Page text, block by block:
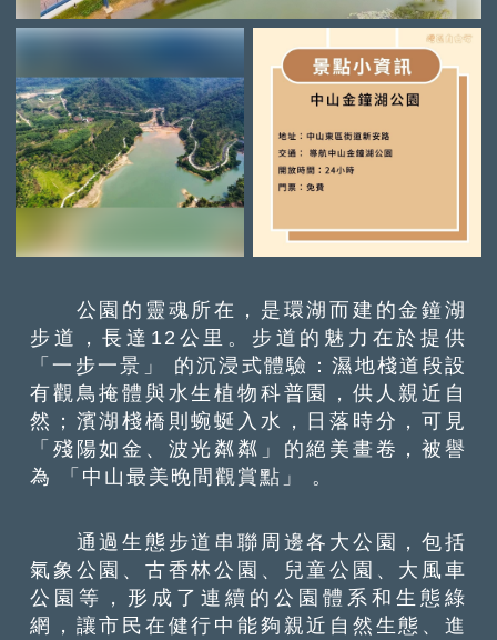
公園的靈魂所在，是環湖而建的金鐘湖
步道，長達12公里。步道的魅力在於提供
「一步一景」 的沉浸式體驗：濕地棧道段設
有觀鳥掩體與水生植物科普園，供人親近自
然；濱湖棧橋則蜿蜒入水，日落時分，可見
「殘陽如金、波光粼粼」的絕美畫卷，被譽
為 「中山最美晚間觀賞點」 。
通過生態步道串聯周邊各大公園，包括
氣象公園、古香林公園、兒童公園、大風車
公園等，形成了連續的公園體系和生態綠
網，讓市民在健行中能夠親近自然生態、進